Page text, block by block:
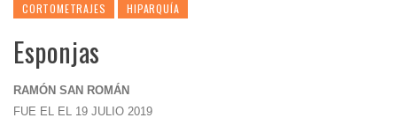
CORTOMETRAJES HIPARQUÍA
Esponjas
RAMÓN SAN ROMÁN
FUE EL EL 19 JULIO 2019